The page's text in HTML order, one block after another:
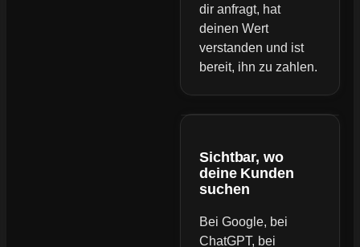
dir anfragt, hat
deinen Wert
verstanden und ist
bereit, ihn zu zahlen.
Sichtbar, wo
deine Kunden
suchen
Bei Google, bei
ChatGPT, bei